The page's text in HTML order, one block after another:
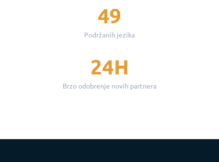
49
Podržanih jezika
24H
Brzo odobrenje novih partnera